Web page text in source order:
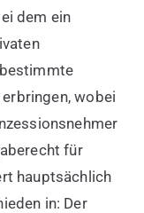
dem ein
wobei
für
hauptsächlich
in: Der